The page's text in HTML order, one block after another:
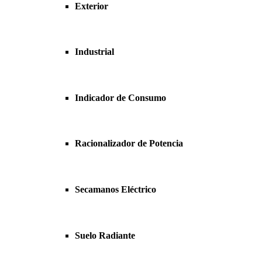
Exterior
Industrial
Indicador de Consumo
Racionalizador de Potencia
Secamanos Eléctrico
Suelo Radiante